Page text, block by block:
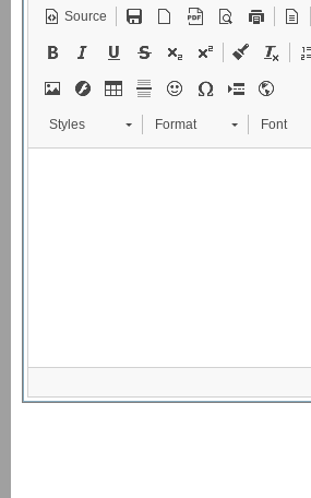
Source
Styles Format Font